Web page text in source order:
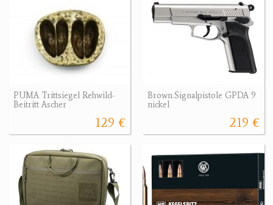
PUMA Trittsiegel Rehwild-
Beitritt Ascher
129 €
Brown.Signalpistole GPDA 9
nickel
219 €